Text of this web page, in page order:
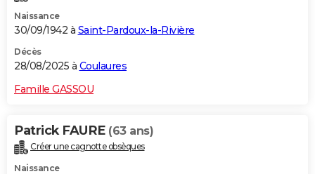
Dictionnaire
Biographies
Citations
Expressions
Proverbes
PROGRAMME TV
S'inscrire
Se connecter
Lycées
Collèges
Primaires
Universités
Entreprises
Service militaire
Avis de recherche
AVIS DE DÉCÈS
FORUM
Bricolage
Culture
Television
Voyage
Naissance
30/09/1942 à Saint-Pardoux-la-Rivière
Décès
28/08/2025 à Coulaures
Famille GASSOU
Patrick FAURE (63 ans)
Créer une cagnotte obsèques
Naissance